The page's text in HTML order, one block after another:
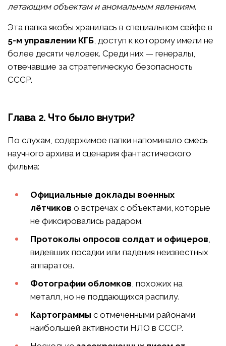
летающим объектам и аномальным явлениям.
Эта папка якобы хранилась в специальном сейфе в
5-м управлении КГБ, доступ к которому имели не
более десяти человек. Среди них — генералы,
отвечавшие за стратегическую безопасность
СССР.
Глава 2. Что было внутри?
По слухам, содержимое папки напоминало смесь
научного архива и сценария фантастического
фильма:
Официальные доклады военных
лётчиков о встречах с объектами, которые
не фиксировались радаром.
Протоколы опросов солдат и офицеров,
видевших посадки или падения неизвестных
аппаратов.
Фотографии обломков, похожих на
металл, но не поддающихся распилу.
Картограммы с отмеченными районами
наибольшей активности НЛО в СССР.